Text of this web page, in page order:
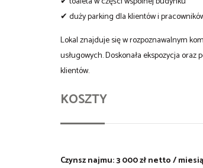
✔ duży parking dla klientów i
Lokal znajduje się w rozpoznawalnym
usługowych. Doskonała ekspozycja oraz
klientów.
KOSZTY
Czynsz najmu:3 000 zł netto /